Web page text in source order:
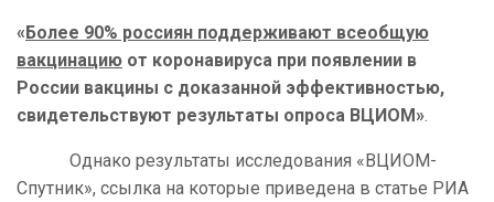
«Более 90% россиян поддерживают всеобщую
вакцинацию от коронавируса при появлении в
России вакцины с доказанной эффективностью,
свидетельствуют результаты опроса ВЦИОМ».
Однако результаты исследования «ВЦИОМ-
Спутник», ссылка на которые приведена в статье РИА